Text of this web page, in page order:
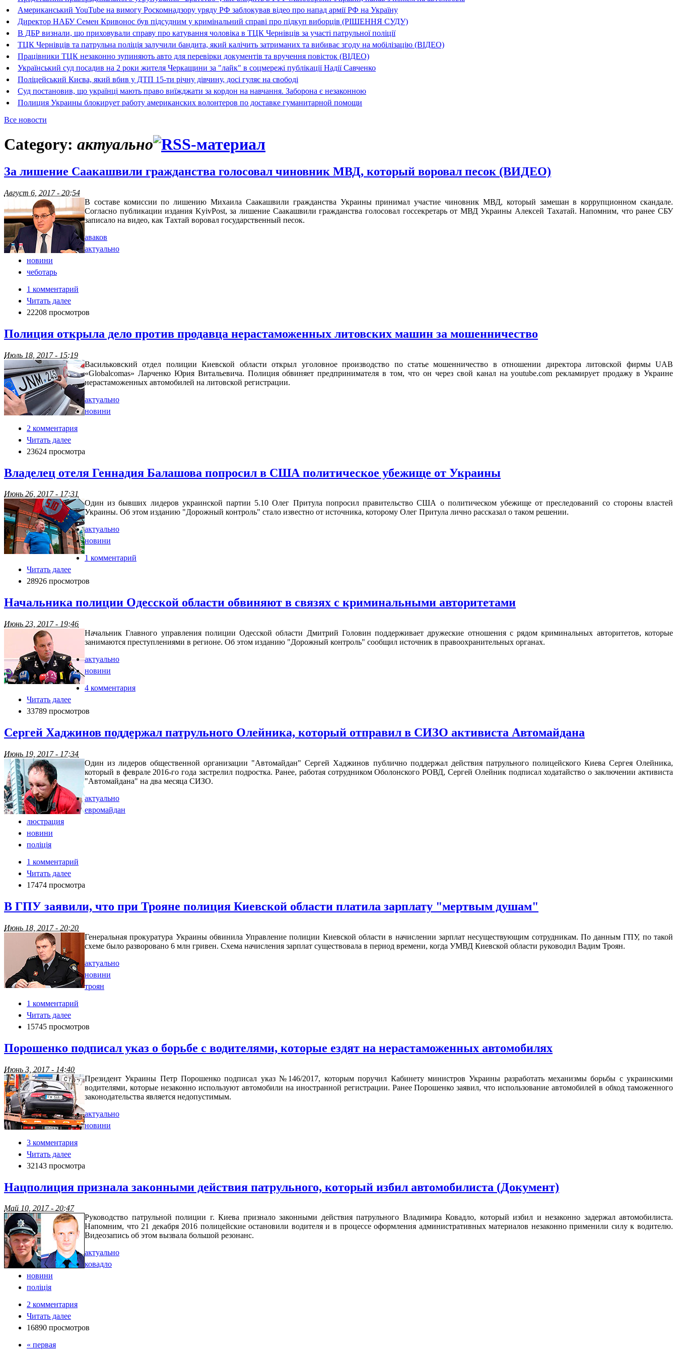
Американський YouTube на вимогу Роскомнадзору уряду РФ заблокував відео про напад армії РФ на Україну
Директор НАБУ Семен Кривонос був підсудним у кримінальний справі про підкуп виборців (РІШЕННЯ СУДУ)
В ДБР визнали, що приховували справу про катування чоловіка в ТЦК Чернівців за участі патрульної поліції
ТЦК Чернівців та патрульна поліція залучили бандита, який калічить затриманих та вибиває згоду на мобілізацію (ВІДЕО)
Працівники ТЦК незаконно зупиняють авто для перевірки документів та вручення повісток (ВІДЕО)
Український суд посадив на 2 роки жителя Черкащини за "лайк" в соцмережі публікації Надії Савченко
Поліцейський Києва, який вбив у ДТП 15-ти річну дівчину, досі гуляє на свободі
Суд постановив, що українці мають право виїжджати за кордон на навчання. Заборона є незаконною
Полиция Украины блокирует работу американских волонтеров по доставке гуманитарной помощи
Все новости
Category: актуально
За лишение Саакашвили гражданства голосовал чиновник МВД, который воровал песок (ВИДЕО)
Август 6, 2017 - 20:54
В составе комиссии по лишению Михаила Саакашвили гражданства Украины принимал участие чиновник МВД, который замешан в коррупционном скандале.
Согласно публикации издания KyivPost, за лишение Саакашвили гражданства голосовал госсекретарь от МВД Украины Алексей Тахатай. Напомним, что ранее СБУ
записало на видео, как Тахтай воровал государственный песок.
аваков
актуально
новини
чеботарь
1 комментарий
Читать далее
22208 просмотров
Полиция открыла дело против продавца нерастаможенных литовских машин за мошенничество
Июль 18, 2017 - 15:19
Васильковский отдел полиции Киевской области открыл уголовное производство по статье мошенничество в отношении директора литовской фирмы UAB
«Globalcomas» Ларченко Юрия Витальевича. Полиция обвиняет предпринимателя в том, что он через свой канал на youtube.com рекламирует продажу в Украине
нерастаможенных автомобилей на литовской регистрации.
актуально
новини
2 комментария
Читать далее
23624 просмотра
Владелец отеля Геннадия Балашова попросил в США политическое убежище от Украины
Июнь 26, 2017 - 17:31
Один из бывших лидеров украинской партии 5.10 Олег Притула попросил правительство США о политическом убежище от преследований со стороны властей
Украины. Об этом изданию "Дорожный контроль" стало известно от источника, которому Олег Притула лично рассказал о таком решении.
актуально
новини
1 комментарий
Читать далее
28926 просмотров
Начальника полиции Одесской области обвиняют в связях с криминальными авторитетами
Июнь 23, 2017 - 19:46
Начальник Главного управления полиции Одесской области Дмитрий Головин поддерживает дружеские отношения с рядом криминальных авторитетов, которые
занимаются преступлениями в регионе. Об этом изданию "Дорожный контроль" сообщил источник в правоохранительных органах.
актуально
новини
4 комментария
Читать далее
33789 просмотров
Сергей Хаджинов поддержал патрульного Олейника, который отправил в СИЗО активиста Автомайдана
Июнь 19, 2017 - 17:34
Один из лидеров общественной организации "Автомайдан" Сергей Хаджинов публично поддержал действия патрульного полицейского Киева Сергея Олейника,
который в феврале 2016-го года застрелил подростка. Ранее, работая сотрудником Оболонского РОВД, Сергей Олейник подписал ходатайство о заключении активиста
"Автомайдана" на два месяца СИЗО.
актуально
евромайдан
люстрация
новини
поліція
1 комментарий
Читать далее
17474 просмотра
В ГПУ заявили, что при Трояне полиция Киевской области платила зарплату "мертвым душам"
Июнь 18, 2017 - 20:20
Генеральная прокуратура Украины обвинила Управление полиции Киевской области в начислении зарплат несуществующим сотрудникам. По данным ГПУ, по такой
схеме было разворовано 6 млн гривен. Схема начисления зарплат существовала в период времени, когда УМВД Киевской области руководил Вадим Троян.
актуально
новини
троян
1 комментарий
Читать далее
15745 просмотров
Порошенко подписал указ о борьбе с водителями, которые ездят на нерастаможенных автомобилях
Июнь 3, 2017 - 14:40
Президент Украины Петр Порошенко подписал указ №146/2017, которым поручил Кабинету министров Украины разработать механизмы борьбы с украинскими
водителями, которые незаконно используют автомобили на иностранной регистрации. Ранее Порошенко заявил, что использование автомобилей в обход таможенного
законодательства является недопустимым.
актуально
новини
3 комментария
Читать далее
32143 просмотра
Нацполиция признала законными действия патрульного, который избил автомобилиста (Документ)
Май 10, 2017 - 20:47
Руководство патрульной полиции г. Киева признало законными действия патрульного Владимира Ковадло, который избил и незаконно задержал автомобилиста.
Напомним, что 21 декабря 2016 полицейские остановили водителя и в процессе оформления административных материалов незаконно применили силу к водителю.
Видеозапись об этом вызвала большой резонанс.
актуально
ковадло
новини
поліція
2 комментария
Читать далее
16890 просмотров
« первая